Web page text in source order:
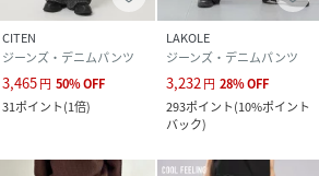
CITEN
ジーンズ・デニムパンツ
3,465円 50%OFF
31ポイント(1倍)
LAKOLE
ジーンズ・デニムパンツ
3,232 円 28%OFF
293ポイント(10%ポイント
バック)